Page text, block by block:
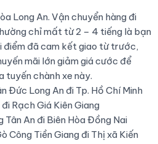
Long An. Vận chuyển hàng đi
chỉ mất từ 2 – 4 tiếng là bạn
đã cam kết giao từ trước,
mãi lớn giảm giá cước để
chành xe này.
Đức Long An đi Tp. Hồ Chí Minh
Rạch Giá Kiên Giang
Tân An đi Biên Hòa Đồng Nai
Công Tiền Giang đi Thị xã Kiến